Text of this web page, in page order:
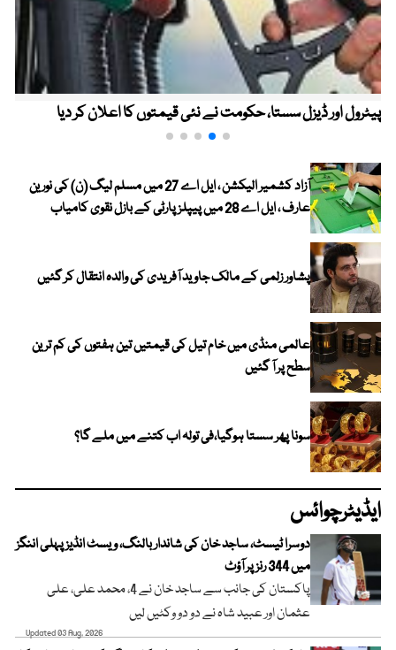
پیٹرول اور ڈیزل سستا، حکومت نے نئی قیمتوں کا اعلان کر دیا
آزاد کشمیر الیکشن ، ایل اے 27 میں مسلم لیگ (ن) کی نورین
عارف ، ایل اے 28 میں پیپلز پارٹی کے بازل نقوی کامیاب
پشاور زلمی کے مالک جاوید آفریدی کی والدہ انتقال کر گئیں
عالمی منڈی میں خام تیل کی قیمتیں تین ہفتوں کی کم ترین
سطح پر آ گئیں
سونا پھر سستا ہوگیا،فی تولہ اب کتنے میں ملے گا؟
ایڈیٹرچوائس
دوسرا ٹیسٹ، ساجد خان کی شاندار بالنگ، ویسٹ انڈیز پہلی اننگز
میں 344 رنز پر آؤٹ
پاکستان کی جانب سے ساجد خان نے 4، محمد علی، علی
عثمان اور عبید شاہ نے دو دو وکٹیں لیں
Updated 03 Aug, 2026